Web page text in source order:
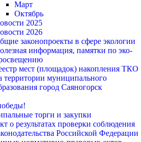
Март
Октябрь
2025
2026
законопроекты в сфере экологии
информация, памятки по эко-
мест (площадок) накопления ТКО
территории муниципального
город Саяногорск
торги и закупки
о результатах проверки соблюдения
Российской Федерации